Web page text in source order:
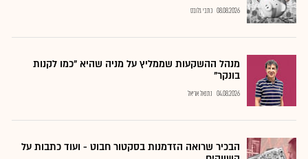
08.08.2026 כתבי גלובס
מנהל ההשקעות שממליץ על מניה שהיא "כמו לקנות
בונקר"
04.08.2026 נתנאל אריאל
הבכיר שרואה הזדמנות בסקטור חבוט - ועוד כתבות על